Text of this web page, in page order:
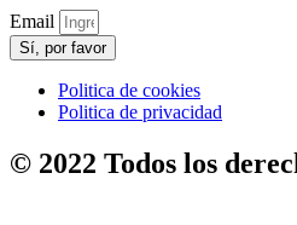
Email
Sí, por favor
Politica de cookies
Politica de privacidad
© 2022 Todos los